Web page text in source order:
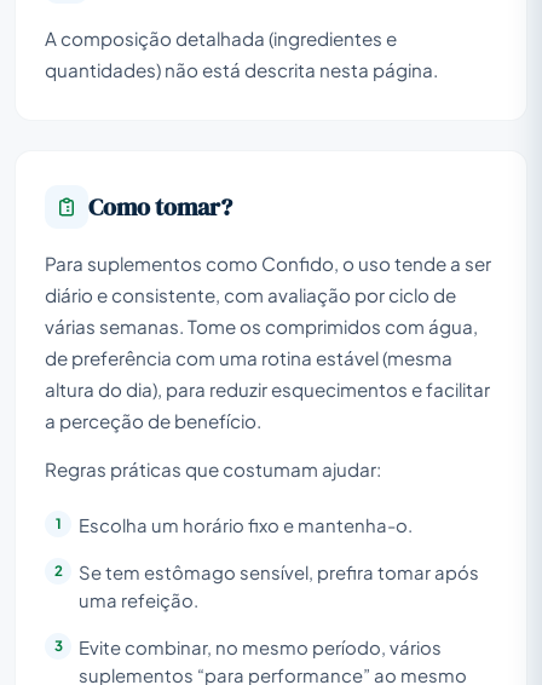
A composição detalhada (ingredientes e
quantidades) não está descrita nesta página.
Como tomar?
Para suplementos como Confido, o uso tende a ser
diário e consistente, com avaliação por ciclo de
várias semanas. Tome os comprimidos com água,
de preferência com uma rotina estável (mesma
altura do dia), para reduzir esquecimentos e facilitar
a perceção de benefício.
Regras práticas que costumam ajudar:
Escolha um horário fixo e mantenha-o.
Se tem estômago sensível, prefira tomar após
uma refeição.
Evite combinar, no mesmo período, vários
suplementos “para performance” ao mesmo